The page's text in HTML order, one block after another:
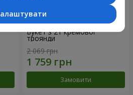
Букет з 21 кремової
троянди
2 069 грн
Замовити